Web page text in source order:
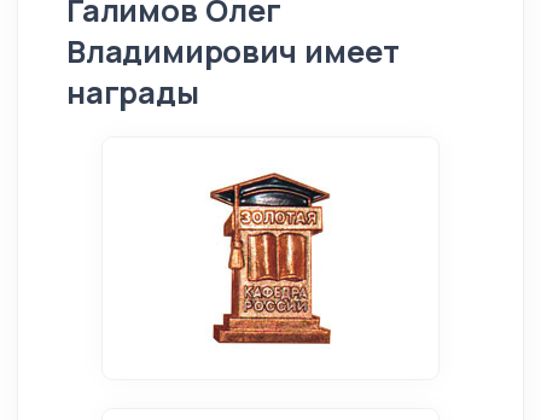
Галимов Олег
Владимирович имеет
награды